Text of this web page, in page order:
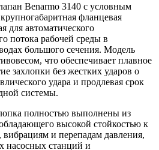
Benarmo 3140 с условным
фланцевая
для автоматического
потока рабочей среды в
большого сечения. Модель
что обеспечивает плавное
захлопки без жестких ударов о
удара и продлевая срок
системы.
полностью выполнены из
высокой стойкостью к
и перепадам давления,
насосных станций и